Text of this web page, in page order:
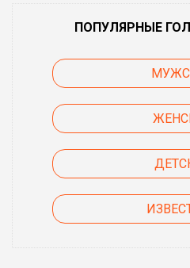
ПОПУЛЯРНЫЕ